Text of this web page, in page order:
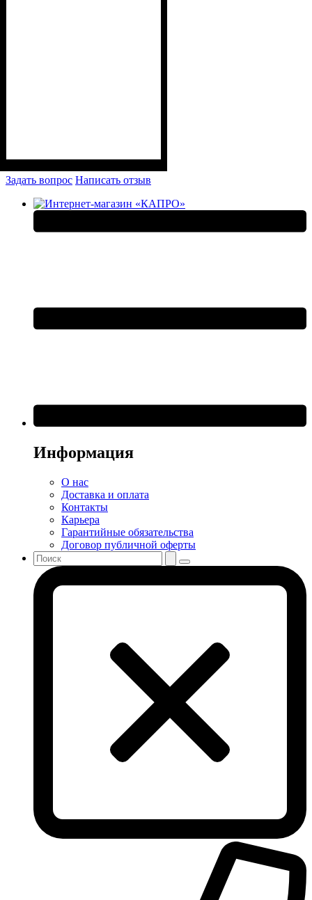
Задать вопрос Написать отзыв
Информация
О нас
Доставка и оплата
Контакты
Карьера
Гарантийные обязательства
Договор публичной оферты